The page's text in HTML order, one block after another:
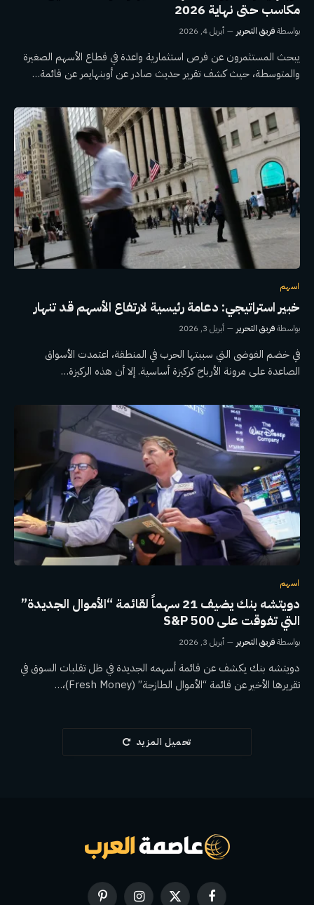
مكاسب حتى نهاية 2026
بواسطةفريق التحرير أبريل 4, 2026
يبحث المستثمرون عن فرص استثمارية واعدة في قطاع الأسهم الصغيرة
والمتوسطة، حيث كشف تقرير حديث صادر عن أوبنهايمر عن قائمة…
اسهم
خبير استراتيجي: دعامة رئيسية لارتفاع الأسهم قد تنهار
بواسطةفريق التحرير أبريل 3, 2026
في خضم الفوضى التي سببتها الحرب في المنطقة، اعتمدت الأسواق
الصاعدة على مرونة الأرباح كركيزة أساسية. إلا أن هذه الركيزة…
اسهم
دويتشه بنك يضيف 21 سهماً لقائمة “الأموال الجديدة”
التي تفوقت على S&P 500
بواسطةفريق التحرير أبريل 3, 2026
دويتشه بنك يكشف عن قائمة أسهمه الجديدة في ظل تقلبات السوق في
تقريرها الأخير عن قائمة “الأموال الطازجة” (Fresh Money)،…
تحميل المزيد
فيسبوك X الانستغرامبينتيريست